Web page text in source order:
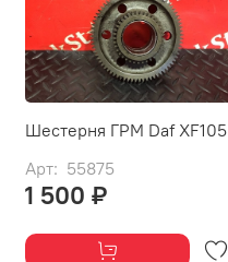
Шестерня ГРМ Daf XF105
Арт: 55875
1 500 ₽